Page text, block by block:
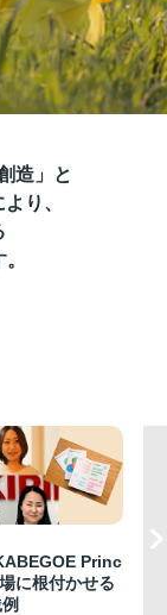
造」と
り、
Princ
に根付かせる
例